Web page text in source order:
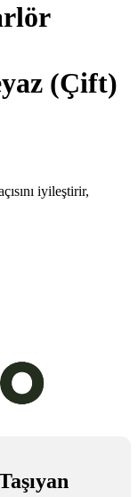
(Çift)
iyileştirir,